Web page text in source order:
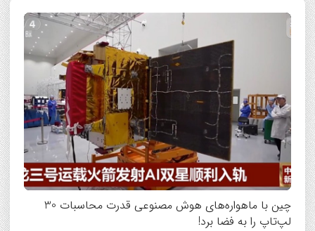
چین با ماهواره‌های هوش مصنوعی قدرت محاسبات 30
لپ‌تاپ را به فضا برد!